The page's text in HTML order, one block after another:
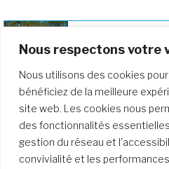
Nous respectons votre
Nous utilisons des cookies
bénéficiez de la meilleure
site web. Les cookies nous
des fonctionnalités
gestion du réseau et
convivialité et les
Approfondir notre parcours
formation